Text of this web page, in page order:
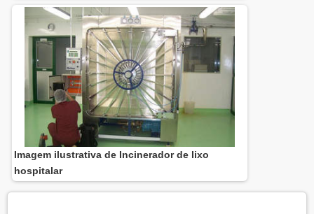
Imagem ilustrativa de Incinerador de lixo
hospitalar